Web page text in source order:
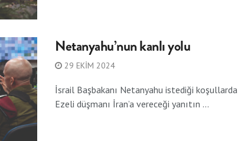
Netanyahu’nun kanlı yolu
29 EKIM 2024
İsrail Başbakanı Netanyahu istediği
Ezeli düşmanı İran’a vereceği yanıtın ...